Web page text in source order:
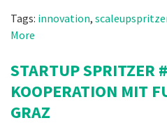
Tags: innovation,
More
STARTUP SPRITZER
KOOPERATION MIT
GRAZ